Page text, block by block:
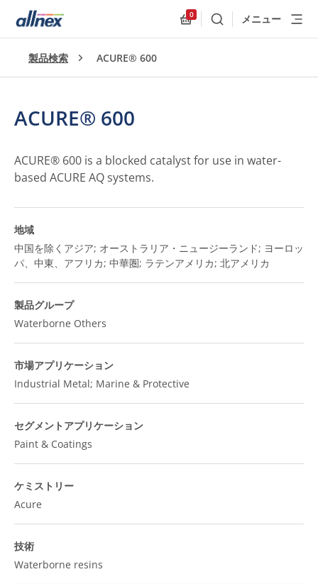
0
検索 メニュー
製品検索 ACURE® 600
ACURE® 600
ACURE® 600 is a blocked catalyst for use in water-
based ACURE AQ systems.
地域
中国を除くアジア; オーストラリア・ニュージーランド; ヨーロッ
パ、中東、アフリカ; 中華圏; ラテンアメリカ; 北アメリカ
製品グループ
Waterborne Others
市場アプリケーション
Industrial Metal; Marine & Protective
セグメントアプリケーション
Paint & Coatings
ケミストリー
Acure
技術
Waterborne resins